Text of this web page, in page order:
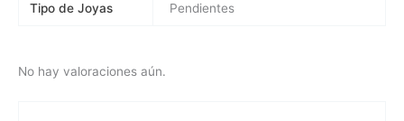
Tipo de Joyas Pendientes
No hay valoraciones aún.